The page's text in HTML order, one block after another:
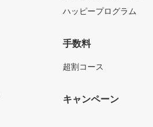
ハッピープログラム
手数料
超割コース
キャンペーン